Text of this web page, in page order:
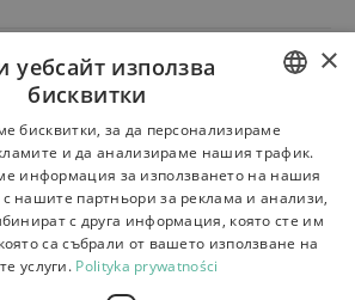
и рекламации
POLISH
BULGARIAN
CZECH
FRENCH
×
уебсайт използва
бисквитки
бисквитки, за да персонализираме
и да анализираме нашия трафик.
информация за използването на нашия
нашите партньори за реклама и анализи,
с друга информация, която сте им
са събрали от вашето използване на
услуги. Polityka prywatności